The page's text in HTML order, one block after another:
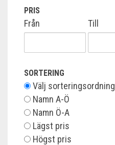
PRIS
Från Till
SORTERING
Välj sorteringsordning
Namn A-Ö
Namn Ö-A
Lägst pris
Högst pris